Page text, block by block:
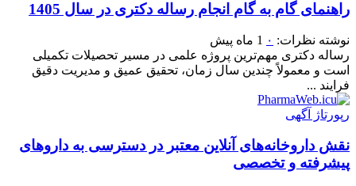
راهنمای گام به گام انجام رساله دکتری در سال 1405
نوشته نظرات: ۰ 1 ماه پیش
رساله دکتری مهم‌ترین پروژه علمی در مسیر تحصیلات تکمیلی
است و معمولاً چندین سال زمان، تحقیق عمیق و مدیریت دقیق
فرایند ...
رپورتاژ آگهی
نقش داروخانه‌های آنلاین معتبر در دسترسی به داروهای
پیشرفته و تخصصی